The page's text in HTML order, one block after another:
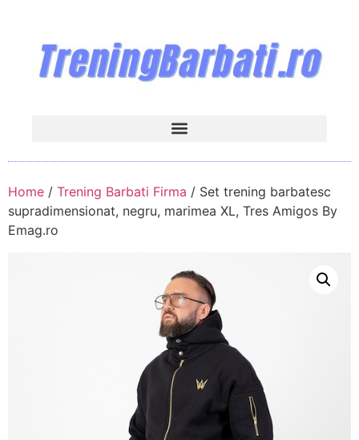
Home / Trening Barbati Firma / Set trening barbatesc
supradimensionat, negru, marimea XL, Tres Amigos By
Emag.ro